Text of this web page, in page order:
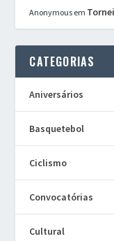
Anonymous em
CATEGORIAS
Aniversários
Basquetebol
Ciclismo
Convocatórias
Cultural